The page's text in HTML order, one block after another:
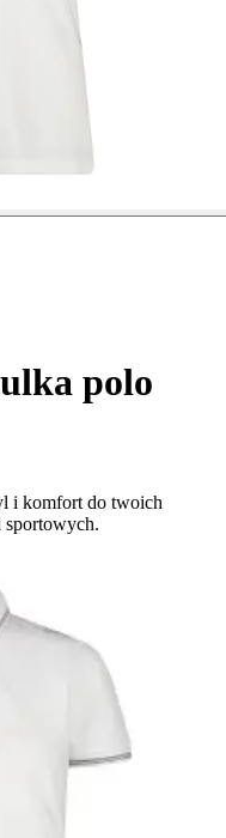
polo
i komfort do twoich
sportowych.